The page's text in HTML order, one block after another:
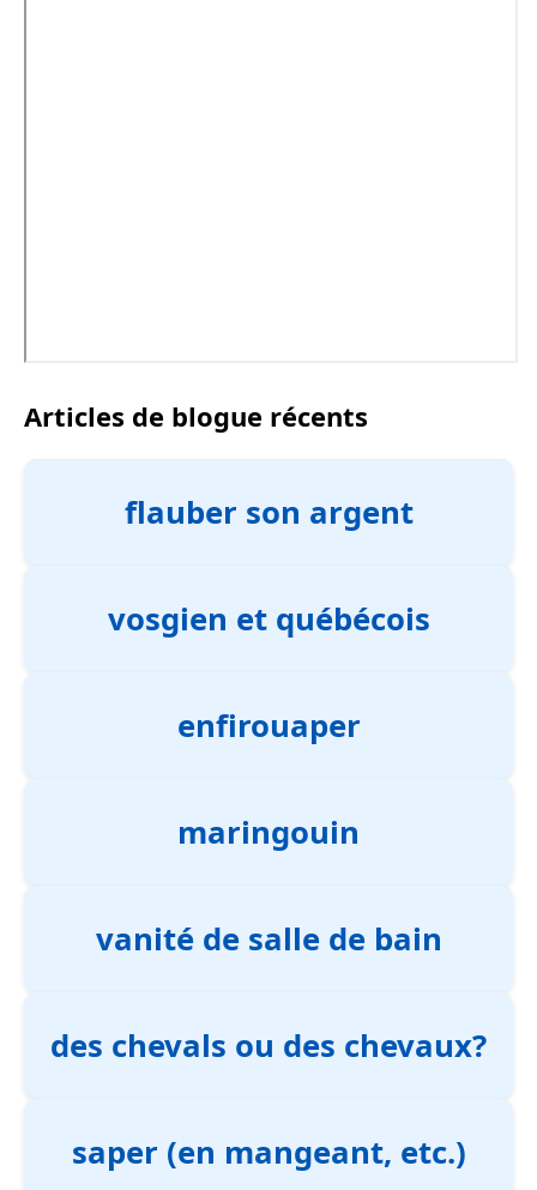
Articles de blogue récents
flauber son argent
vosgien et québécois
enfirouaper
maringouin
vanité de salle de bain
des chevals ou des chevaux?
saper (en mangeant, etc.)